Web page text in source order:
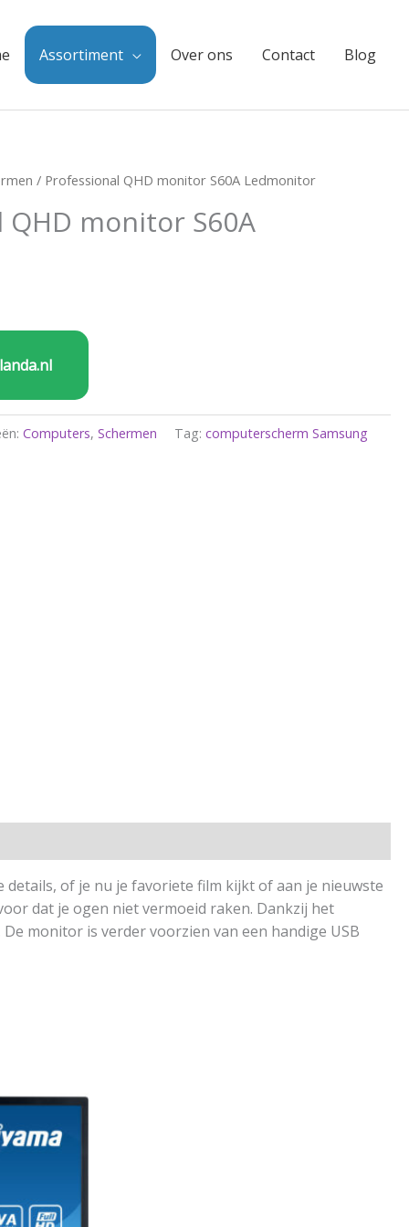
Assortiment Over ons Contact Blog
/ Professional QHD monitor S60A Ledmonitor
monitor S60A
Computers,Schermen Tag:computerscherm Samsung
of je nu je favoriete film kijkt of aan je nieuwste
dat je ogen niet vermoeid raken. Dankzij het
monitor is verder voorzien van een handige USB